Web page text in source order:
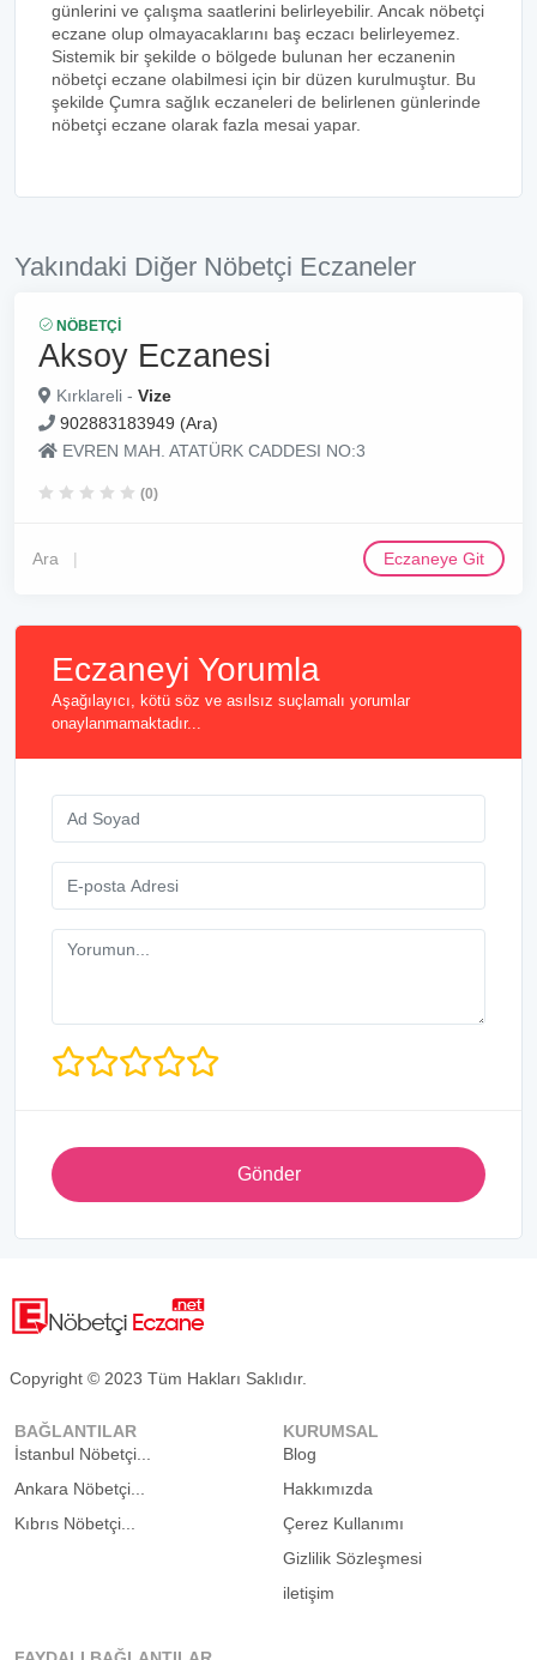
günlerini ve çalışma saatlerini belirleyebilir. Ancak nöbetçi
eczane olup olmayacaklarını baş eczacı belirleyemez.
Sistemik bir şekilde o bölgede bulunan her eczanenin
nöbetçi eczane olabilmesi için bir düzen kurulmuştur. Bu
şekilde Çumra sağlık eczaneleri de belirlenen günlerinde
nöbetçi eczane olarak fazla mesai yapar.
Yakındaki Diğer Nöbetçi Eczaneler
NÖBETÇI
Aksoy Eczanesi
Kırklareli - Vize
902883183949 (Ara)
EVREN MAH. ATATÜRK CADDESI NO:3
(0)
Ara Eczaneye Git
Eczaneyi Yorumla
Aşağılayıcı, kötü söz ve asılsız suçlamalı yorumlar
onaylanmamaktadır...
Gönder
Copyright © 2023 Tüm Hakları Saklıdır.
BAĞLANTILAR
İstanbul Nöbetçi...
Ankara Nöbetçi...
Kıbrıs Nöbetçi...
KURUMSAL
Blog
Hakkımızda
Çerez Kullanımı
Gizlilik Sözleşmesi
iletişim